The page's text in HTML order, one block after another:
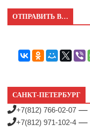
ОТПРАВИТЬ В…
САНКТ-ПЕТЕРБУРГ
+7(812) 766-02-07 —
+7(812) 971-102-4 —